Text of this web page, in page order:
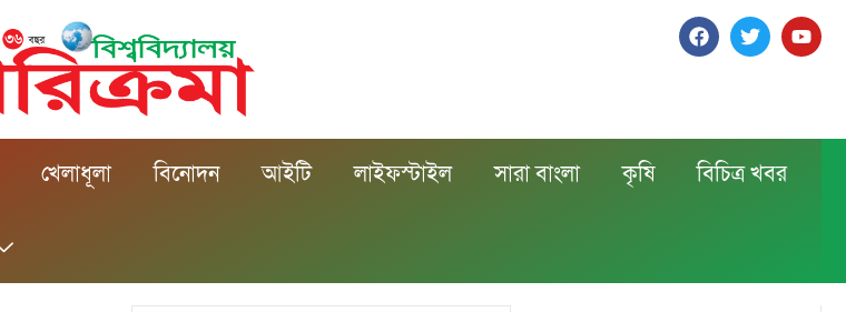
খেলাধূলা বিনোদন আইটি লাইফস্টাইল সারা বাংলা কৃষি বিচিত্র খবর